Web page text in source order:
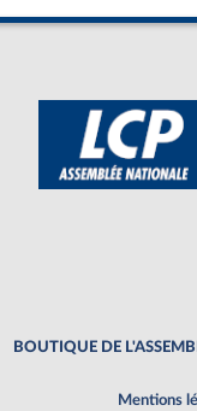
BOUTIQUE DE
Mentions